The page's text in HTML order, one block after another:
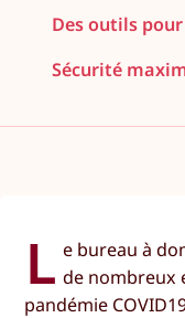
Des outils
Sécurité
L e bureau à
de nombreux
pandémie